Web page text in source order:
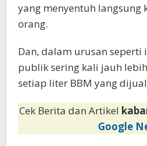
yang menyentuh langsung
orang.
Dan, dalam urusan seperti
publik sering kali jauh
setiap liter BBM yang dijual
Cek Berita dan Artikel
Google